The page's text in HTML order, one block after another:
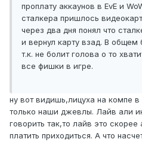
проплату аккаунов в EvE и
сталкера пришлось
через два дня понял что
и вернул карту взад. В общем
т.к. не болит голова о то
все фишки в игре.
ну вот видишь,лицуха на компе
только наши джевлы. Лайв али
говорить так,то лайв это
платить приходиться. А что